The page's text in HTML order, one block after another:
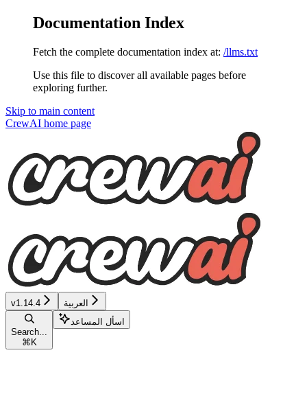
Documentation Index
Fetch the complete documentation index at: /llms.txt
Use this file to discover all available pages before
exploring further.
Skip to main content
CrewAI home page
v1.14.4 العربية
Search...
⌘ K
اسأل المساعد